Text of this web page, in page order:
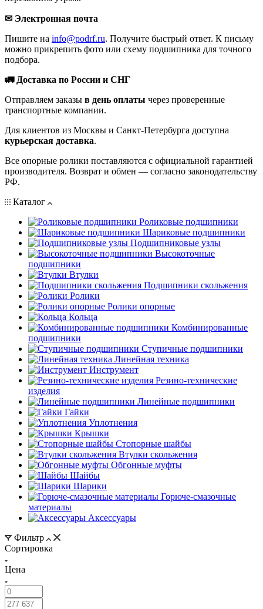
✉ Электронная почта
Пишите на info@podrf.ru. Получите быстрый ответ. К письму
можно прикрепить фото или схему подшипника для точного
подбора.
🚛 Доставка по России и СНГ
Отправляем заказы в день оплаты через проверенные
транспортные компании.
Для клиентов из Москвы и Санкт-Петербурга доступна
курьерская доставка.
Все опорные ролики поставляются с официальной гарантией
производителя. Возврат и обмен — согласно законодательству
РФ.
Каталог
Роликовые подшипники
Шариковые подшипники
Подшипниковые узлы
Высокоточные
подшипники
Втулки
Подшипники скольжения
Ролики
Ролики опорные
Кольца
Комбинированные
подшипники
Ступичные подшипники
Линейная техника
Инструмент
Резино-технические
изделия
Линейные подшипники
Гайки
Уплотнения
Крышки
Стопорные шайбы
Втулки скольжения
Обгонные муфты
Шайбы
Шарики
Горюче-смазочные
материалы
Аксессуары
Фильтр
Сортировка
Цена